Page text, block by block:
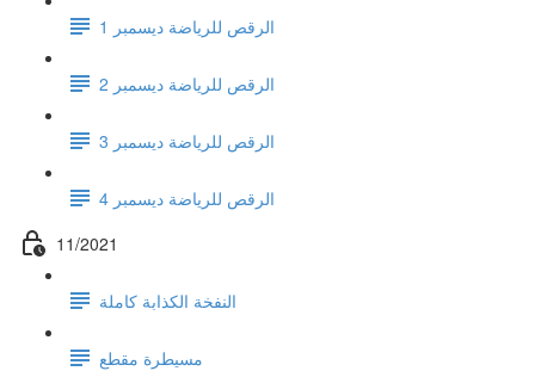
الرقص للرياضة ديسمبر 1
الرقص للرياضة ديسمبر 2
الرقص للرياضة ديسمبر 3
الرقص للرياضة ديسمبر 4
11/2021
النفخة الكذابة كاملة
مسيطرة مقطع